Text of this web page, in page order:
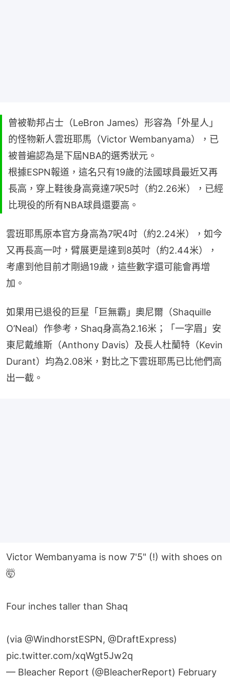
曾被勒邦占士（LeBron James）形容為「外星人」
的怪物新人雲班耶馬（Victor Wembanyama），已
被普遍認為是下屆NBA的選秀狀元。
根據ESPN報道，這名只有19歲的法國球員最近又再
長高，穿上鞋後身高竟達7呎5吋（約2.26米），已經
比現役的所有NBA球員還要高。
雲班耶馬原本官方身高為7呎4吋（約2.24米），如今
又再長高一吋，臂展更是達到8英吋（約2.44米），
考慮到他目前才剛過19歲，這些數字還可能會再增
加。
如果用已退役的巨星「巨無霸」奧尼爾（Shaquille
O’Neal）作參考，Shaq身高為2.16米；「一字眉」安
東尼戴維斯（Anthony Davis）及長人杜蘭特（Kevin
Durant）均為2.08米，對比之下雲班耶馬已比他們高
出一截。
Victor Wembanyama is now 7'5" (!) with shoes on
🤯
Four inches taller than Shaq
(via @WindhorstESPN, @DraftExpress)
pic.twitter.com/xqWgt5Jw2q
— Bleacher Report (@BleacherReport) February